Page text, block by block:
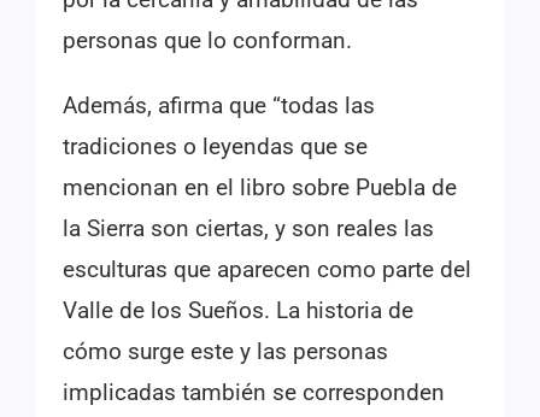
personas que lo conforman.
Además, afirma que “todas las
tradiciones o leyendas que se
mencionan en el libro sobre Puebla de
la Sierra son ciertas, y son reales las
esculturas que aparecen como parte del
Valle de los Sueños. La historia de
cómo surge este y las personas
implicadas también se corresponden